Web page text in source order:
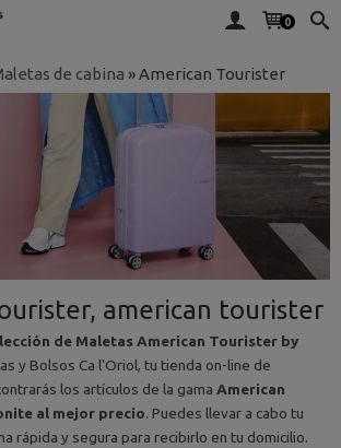
0
de cabina »American Tourister
american tourister
de Maletas American Tourister by
y Bolsos Ca l'Oriol, tu tienda on-line de
los artículos de la gama American
al mejor precio. Puedes llevar a cabo tu
rápida y segura para recibirlo en tu domicilio.